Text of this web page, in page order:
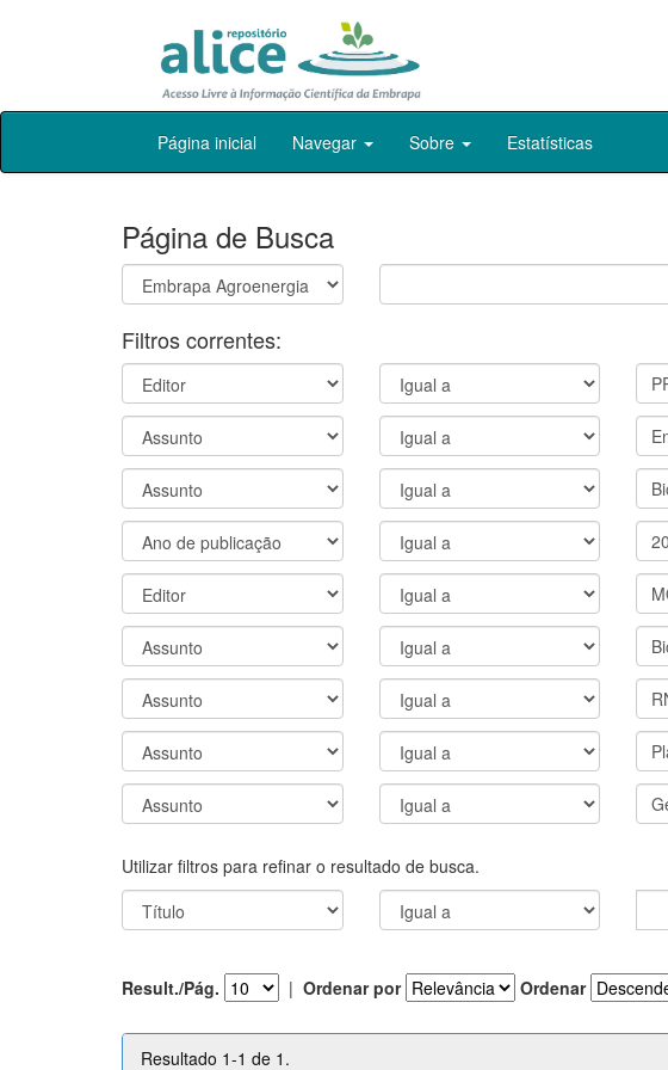
Skip
Página inicial Navegar Sobre Estatísticas
Página de Busca
Filtros correntes:
Utilizar filtros para refinar o resultado de busca.
Result./Pág. | Ordenar por Ordenar
Resultado 1-1 de 1.